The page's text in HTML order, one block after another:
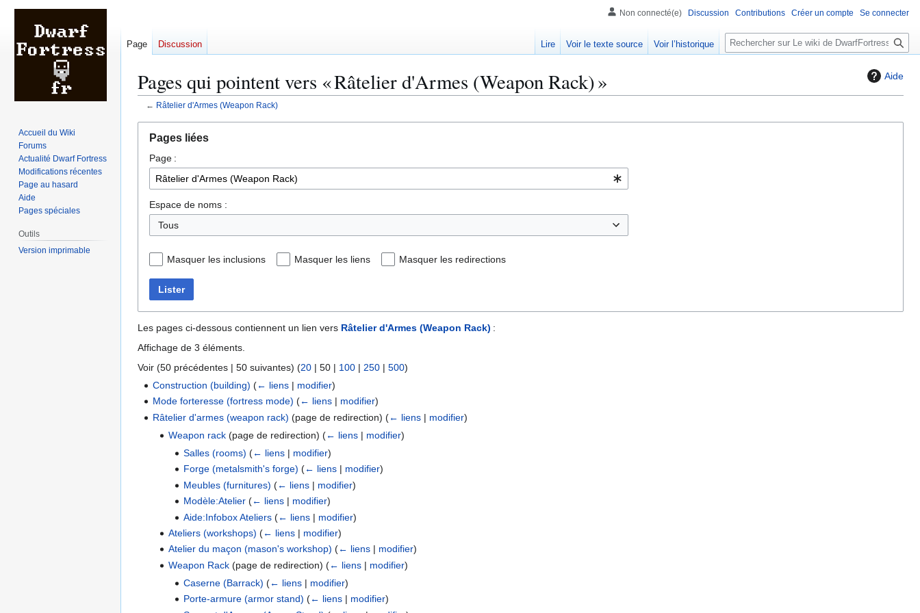
Aide
Pages qui pointent vers « Râtelier d'Armes (Weapon Rack) »
← Râtelier d'Armes (Weapon Rack)
navigation
recherche
Pages liées
Page :
Espace de noms :
Tous
Masquer les inclusions Masquer les liens Masquer les redirections
Lister
Les pages ci-dessous contiennent un lien vers Râtelier d'Armes (Weapon Rack) :
Affichage de 3 éléments.
Voir (50 précédentes | 50 suivantes) (20 | 50 | 100 | 250 | 500)
Construction (building) (← liens | modifier)
Mode forteresse (fortress mode) (← liens | modifier)
Râtelier d'armes (weapon rack) (page de redirection)(← liens | modifier)
Weapon rack(page de redirection) (← liens| modifier)
Salles (rooms) (← liens | modifier)
Forge (metalsmith's forge) (← liens | modifier)
Meubles (furnitures) (← liens | modifier)
Modèle:Atelier (← liens | modifier)
Aide:Infobox Ateliers (← liens | modifier)
Ateliers (workshops) (← liens| modifier)
Atelier du maçon (mason's workshop) (← liens| modifier)
Weapon Rack(page de redirection) (← liens| modifier)
Caserne (Barrack) (← liens | modifier)
Porte-armure (armor stand) (← liens | modifier)
Non connecté(e) Discussion Contributions Créer un compte Se connecter
Page Discussion Lire Voir le texte source Voir l’historique
R
e
e
Accueil du Wiki
Forums
Actualité Dwarf Fortress
Modifications récentes
Page au hasard
Aide
Pages spéciales
Outils
Version imprimable